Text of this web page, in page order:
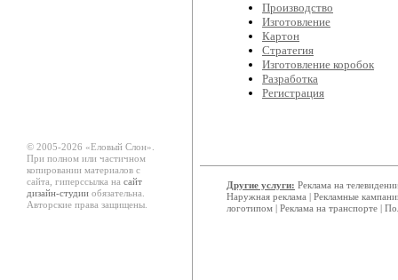
Производство
Изготовление
Картон
Стратегия
Изготовление коробок
Разработка
Регистрация
© 2005-2026 «Еловый Cлон».
При полном или частичном
копировании материалов с
сайта, гиперссылка на сайт
дизайн-студии обязательна.
Авторские права защищены.
Другие услуги: Реклама на
Наружная реклама | Рекламные
логотипом | Реклама на транспорте |